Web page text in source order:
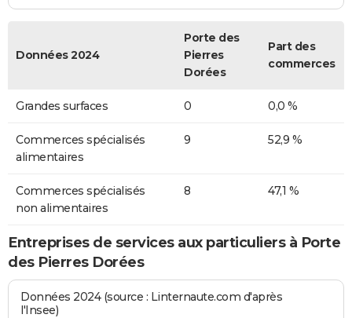
Données 2024
Porte des
Pierres
Dorées
Part des
commerces
Grandes surfaces 0 0,0 %
Commerces spécialisés
alimentaires
9 52,9 %
Commerces spécialisés
non alimentaires
8 47,1 %
Entreprises de services aux particuliers à Porte
des Pierres Dorées
Données 2024 (source : Linternaute.com d'après
l'Insee)